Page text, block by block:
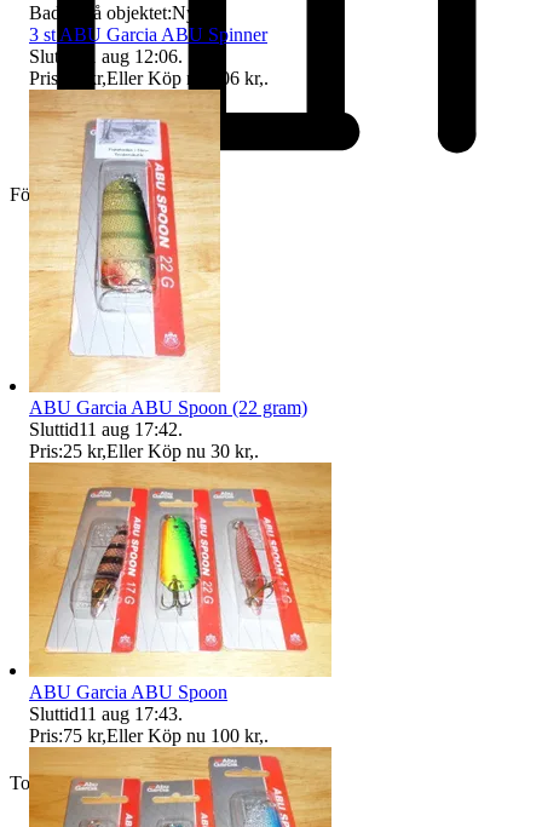
Företag
Toppsäljare
Badge på objektet:Ny
3 st ABU Garcia ABU Spinner
Sluttid
11 aug 12:06.
Pris:
75 kr,Eller Köp nu 106 kr,.
ABU Garcia ABU Spoon (22 gram)
Sluttid11 aug 17:42.
Pris:25 kr,Eller Köp nu 30 kr,.
ABU Garcia ABU Spoon
Sluttid11 aug 17:43.
Pris:75 kr,Eller Köp nu 100 kr,.